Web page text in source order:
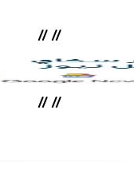
//
//
//
//